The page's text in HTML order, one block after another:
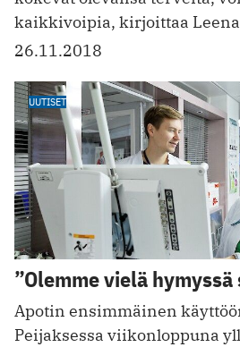
kaikkivoipia, kirjoittaa
26.11.2018
UUTISET
”Olemme vielä hymyssä
Apotin ensimmäinen
Peijaksessa viikonloppuna